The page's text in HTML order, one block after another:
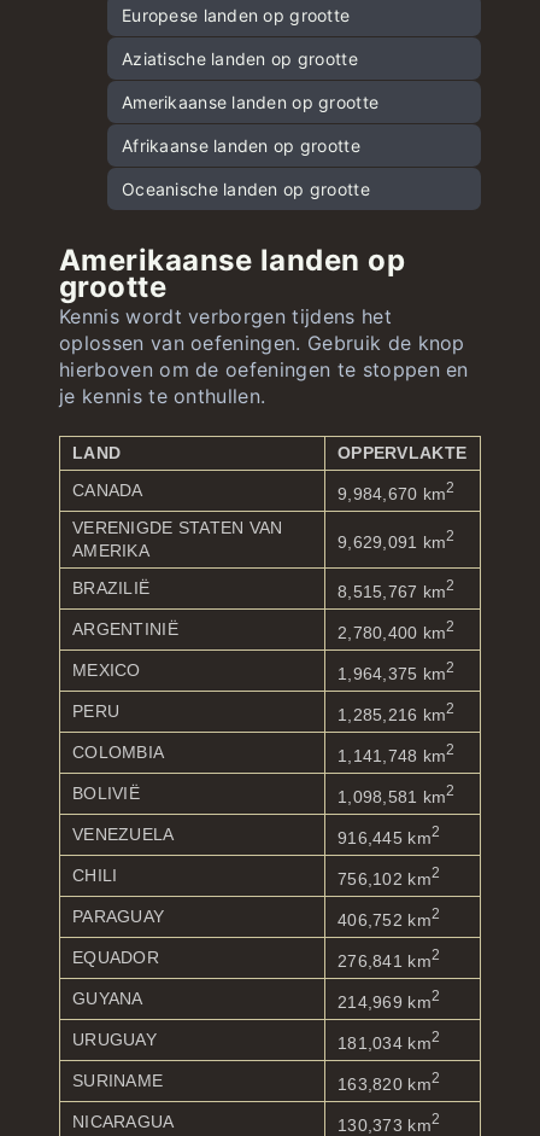
Hoofdsteden van Noord-Amerika en
Cariben
Hoofdsteden van Zuid-Amerika
Hoofdsteden van Afrika
Hoofdsteden van Oceanië
Aziatische vlaggen
Afrikaanse vlaggen
Vlaggen van Noord-Amerika en het
Caribisch gebied
Zuid-Amerikaanse vlaggen
Oceanië-vlaggen
Europese landen op grootte
Aziatische landen op grootte
Amerikaanse landen op grootte
Afrikaanse landen op grootte
Oceanische landen op grootte
Amerikaanse landen op
grootte
Kennis wordt verborgen tijdens het
oplossen van oefeningen. Gebruik de knop
hierboven om de oefeningen te stoppen en
je kennis te onthullen.
LAND
OPPERVLAKTE
CANADA
9,984,670 km2
VERENIGDE STATEN VAN
AMERIKA
9,629,091 km2
BRAZILIË 8,515,767 km2
ARGENTINIË 2,780,400 km2
MEXICO 1,964,375 km2
PERU 1,285,216 km2
COLOMBIA 1,141,748 km2
BOLIVIË 1,098,581 km2
VENEZUELA 916,445 km2
CHILI 756,102 km2
PARAGUAY 406,752 km2
EQUADOR 276,841 km2
GUYANA 214,969 km2
URUGUAY 181,034 km2
SURINAME 163,820 km2
NICARAGUA 130,373 km2